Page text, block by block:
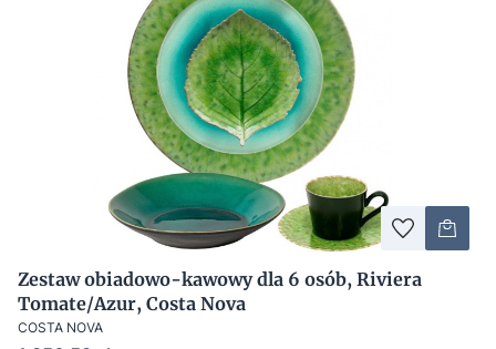
Zestaw obiadowo-kawowy dla 6 osób, Riviera
Tomate/Azur, Costa Nova
COSTA NOVA